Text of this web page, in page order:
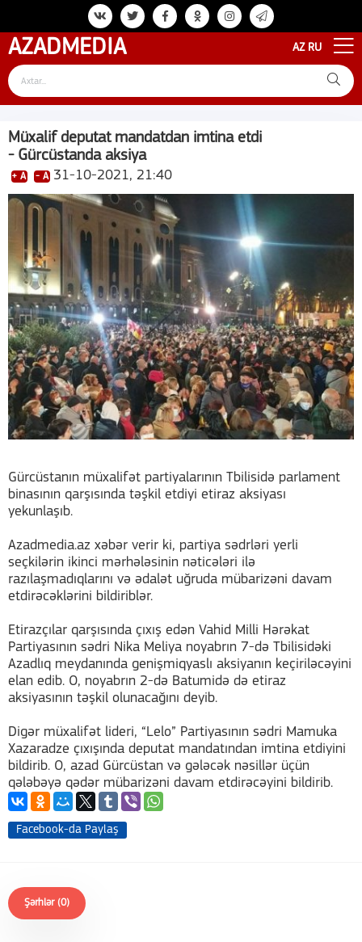
AZADMEDIA AZ RU
Müxalif deputat mandatdan imtina etdi
- Gürcüstanda aksiya
+ A - A 31-10-2021, 21:40
Gürcüstanın müxalifət partiyalarının Tbilisidə parlament
binasının qarşısında təşkil etdiyi etiraz aksiyası
yekunlaşıb.
Azadmedia.az xəbər verir ki, partiya sədrləri yerli
seçkilərin ikinci mərhələsinin nəticələri ilə
razılaşmadıqlarını və ədalət uğruda mübarizəni davam
etdirəcəklərini bildiriblər.
Etirazçılar qarşısında çıxış edən Vahid Milli Hərəkat
Partiyasının sədri Nika Meliya noyabrın 7-də Tbilisidəki
Azadlıq meydanında genişmiqyaslı aksiyanın keçiriləcəyini
elan edib. O, noyabrın 2-də Batumidə də etiraz
aksiyasının təşkil olunacağını deyib.
Digər müxalifət lideri, “Lelo” Partiyasının sədri Mamuka
Xazaradze çıxışında deputat mandatından imtina etdiyini
bildirib. O, azad Gürcüstan və gələcək nəsillər üçün
qələbəyə qədər mübarizəni davam etdirəcəyini bildirib.
Facebook-da Paylaş
Şərhlər (0)